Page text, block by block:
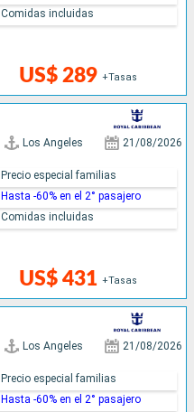
US$ 289 +Tasas
Comidas incluidas
Los Angeles 21/08/2026
US$ 431 +Tasas
Precio especial familias
Hasta -60% en el 2° pasajero
Comidas incluidas
Los Angeles 21/08/2026
Precio especial familias
Hasta -60% en el 2° pasajero